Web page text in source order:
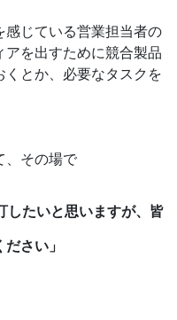
じている営業担当者の
を出すために競合製品
とか、必要なタスクを
、その場で
したいと思いますが、皆
さい」